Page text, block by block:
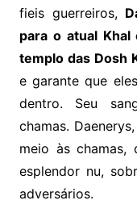
fieis guerreiros,
para o atual
templo das Dosh
e garante que
dentro. Seu
chamas.
meio às
esplendor nu,
adversários.